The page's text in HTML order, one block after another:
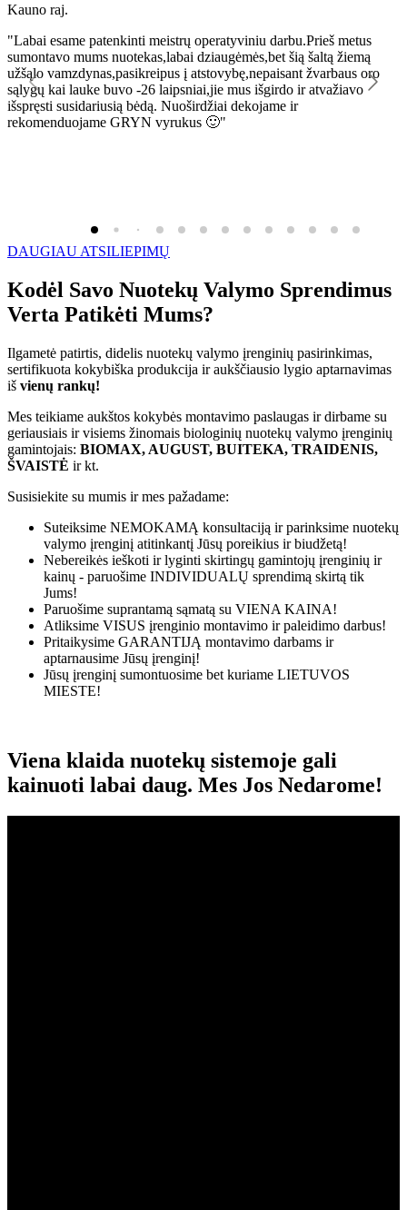
Kauno raj.
"Labai esame patenkinti meistrų operatyviniu darbu.Prieš metus
sumontavo mums nuotekas,labai dziaugėmės,bet šią šaltą žiemą
užšąlo vamzdynas,pasikreipus į atstovybę,nepaisant žvarbaus oro
sąlygų kai lauke buvo -26 laipsniai,jie mus išgirdo ir atvažiavo
išspręsti susidariusią bėdą. Nuoširdžiai dekojame ir
rekomenduojame GRYN vyrukus 🙂"
DAUGIAU ATSILIEPIMŲ
Kodėl Savo Nuotekų Valymo Sprendimus
Verta Patikėti Mums?
Ilgametė patirtis, didelis nuotekų valymo įrenginių pasirinkimas,
sertifikuota kokybiška produkcija ir aukščiausio lygio aptarnavimas
iš vienų rankų!
Mes teikiame aukštos kokybės montavimo paslaugas ir dirbame su
geriausiais ir visiems žinomais biologinių nuotekų valymo įrenginių
gamintojais: BIOMAX, AUGUST, BUITEKA, TRAIDENIS,
ŠVAISTĖ ir kt.
Susisiekite su mumis ir mes pažadame:
Suteiksime NEMOKAMĄ konsultaciją ir parinksime nuotekų
valymo įrenginį atitinkantį Jūsų poreikius ir biudžetą!
Nebereikės ieškoti ir lyginti skirtingų gamintojų įrenginių ir
kainų - paruošime INDIVIDUALŲ sprendimą skirtą tik
Jums!
Paruošime suprantamą sąmatą su VIENA KAINA!
Atliksime VISUS įrenginio montavimo ir paleidimo darbus!
Pritaikysime GARANTIJĄ montavimo darbams ir
aptarnausime Jūsų įrenginį!
Jūsų įrenginį sumontuosime bet kuriame LIETUVOS
MIESTE!
Viena klaida nuotekų sistemoje gali
kainuoti labai daug. Mes Jos Nedarome!